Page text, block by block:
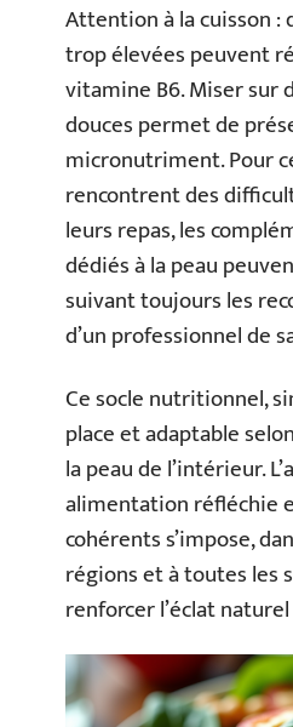
Attention à la cuisson
trop élevées peuvent
vitamine B6. Miser sur
douces permet de
micronutriment. Pour
rencontrent des
leurs repas, les
dédiés à la peau
suivant toujours les
d’un professionnel de
Ce socle nutritionnel,
place et adaptable
la peau de l’intérieur.
alimentation réfléchie
cohérents s’impose,
régions et à toutes les
renforcer l’éclat